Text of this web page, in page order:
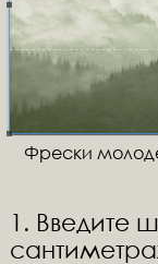
Фрески
1. Введите